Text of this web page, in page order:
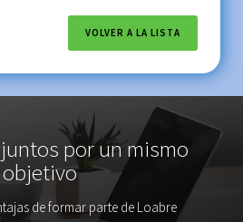
VOLVER A LA LISTA
por un mismo
objetivo
de formar parte de Loabre